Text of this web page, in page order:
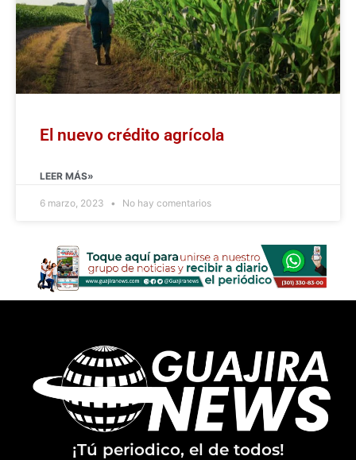
El nuevo crédito agrícola
LEER MÁS»
6 marzo, 2023 No hay comentarios
¡Tú periodico, el de todos!